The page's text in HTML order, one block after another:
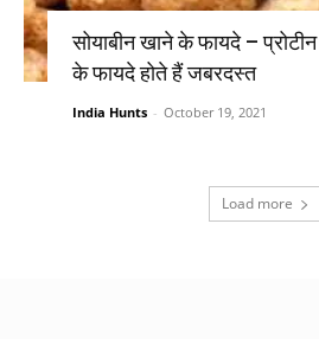
सोयाबीन खाने के फायदे –
के फायदे होते हैं जबरदस्त
India Hunts - October 19, 2021
Load more